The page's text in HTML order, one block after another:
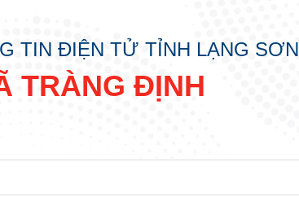
TIN ĐIỆN TỬ TỈNH LẠNG SƠN
TRÀNG ĐỊNH